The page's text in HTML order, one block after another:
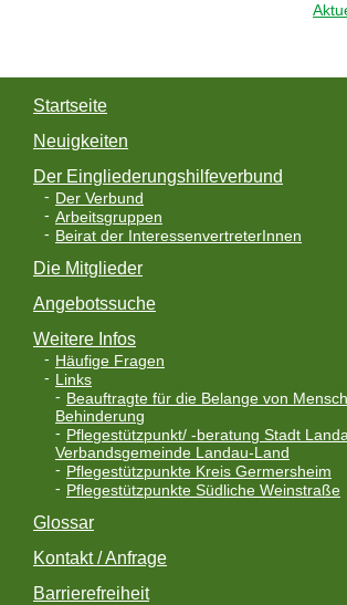
Startseite
Neuigkeiten
Der Eingliederungshilfeverbund
Der Verbund
Arbeitsgruppen
Beirat der InteressenvertreterInnen
Die Mitglieder
Angebotssuche
Weitere Infos
Häufige Fragen
Links
Beauftragte für die Belange von
Behinderung
Pflegestützpunkt/ -beratung Stadt
Verbandsgemeinde Landau-Land
Pflegestützpunkte Kreis Germersheim
Pflegestützpunkte Südliche Weinstraße
Glossar
Kontakt / Anfrage
Barrierefreiheit